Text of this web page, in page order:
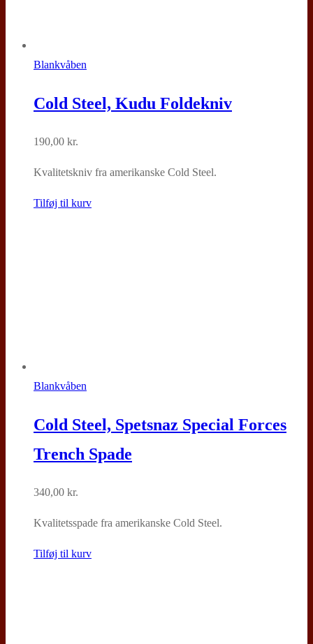
Blankvåben
Cold Steel, Kudu Foldekniv
190,00 kr.
Kvalitetskniv fra amerikanske Cold Steel.
Tilføj til kurv
Blankvåben
Cold Steel, Spetsnaz Special Forces
Trench Spade
340,00 kr.
Kvalitetsspade fra amerikanske Cold Steel.
Tilføj til kurv